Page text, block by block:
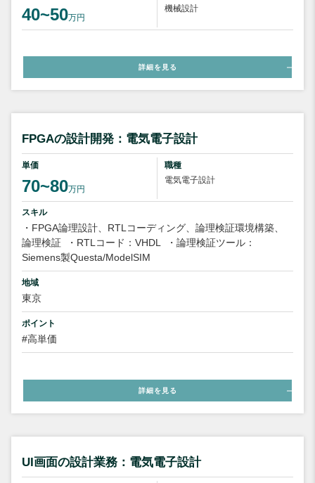
40~50万円
機械設計
詳細を見る
FPGAの設計開発：電気電子設計
単価
70~80万円
職種
電気電子設計
スキル
・FPGA論理設計、RTLコーディング、論理検証環境構築、
論理検証
・RTLコード：VHDL
・論理検証ツール：
Siemens製Questa/ModelSIM
地域
東京
ポイント
#高単価
詳細を見る
UI画面の設計業務：電気電子設計